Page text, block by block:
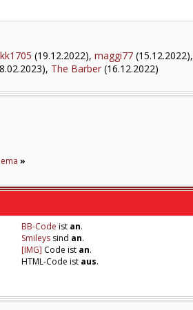
kk1705 (19.12.2022), maggi77 (15.12.2022),
The Barber (16.12.2022)
»
BB-Code ist an.
Smileys sind an.
[IMG] Code ist an.
HTML-Code ist aus.